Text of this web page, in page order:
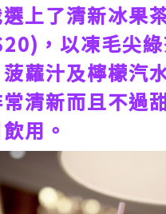
上了清新冰果
，以凍毛尖
蘿汁及檸檬汽
清新而且不過
用。